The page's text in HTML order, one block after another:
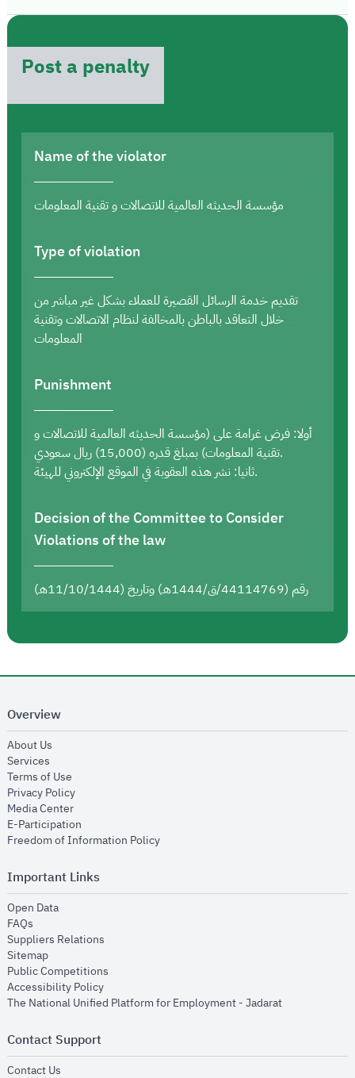
Post a penalty
Name of the violator
مؤسسة الحديثه العالمية للاتصالات و تقنية المعلومات
Type of violation
تقديم خدمة الرسائل القصيرة للعملاء بشكل غير مباشر من
خلال التعاقد بالباطن بالمخالفة لنظام الاتصالات وتقنية
المعلومات
Punishment
أولا: فرض غرامة على (مؤسسة الحديثه العالمية للاتصالات و
تقنية المعلومات) بمبلغ قدره (15,000) ريال سعودي.
ثانيا: نشر هذه العقوبة في الموقع الإلكتروني للهيئة.
Decision of the Committee to Consider
Violations of the law
رقم (44114769/ق/1444هـ) وتاريخ (11/10/1444هـ)
Overview
About Us
Services
Terms of Use
Privacy Policyopens in new window
Media Centeropens in new window
E-Participation
Freedom of Information Policyopens in new window
Important Links
Open Dataopens in new window
FAQs
Suppliers Relations
Sitemapopens in new window
Public Competitions
Accessibility Policyopens in new window
The National Unified Platform for Employment - Jadaratopens in new
Contact Support
Contact Us